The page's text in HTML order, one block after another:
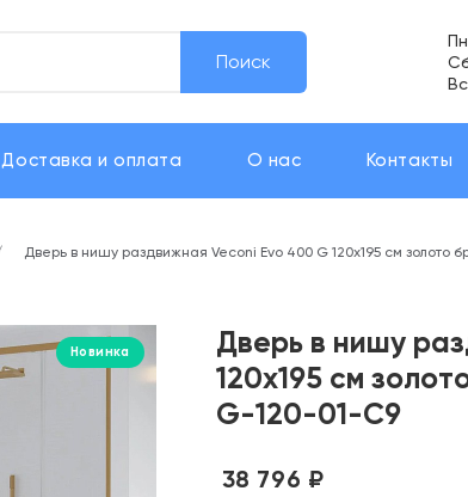
Поиск
Доставка и оплата О нас Контакты
Дверь в нишу раздвижная Veconi Evo 400 G 120х195 см
Новинка
Дверь в нишу
120х195 см
G-120-01-C9
38 796 ₽